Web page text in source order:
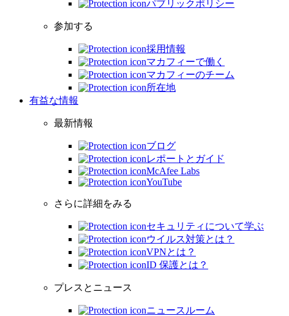
パブリックポリシー
参加する
採用情報
マカフィーで働く
マカフィーのチーム
所在地
有益な情報
最新情報
ブログ
レポートとガイド
McAfee Labs
YouTube
さらに詳細をみる
セキュリティについて学ぶ
ウイルス対策とは？
VPNとは？
ID 保護とは？
プレスとニュース
ニュースルーム